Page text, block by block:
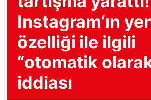
Instagram’ın
özelliği ile ilgili
“otomatik
iddiası